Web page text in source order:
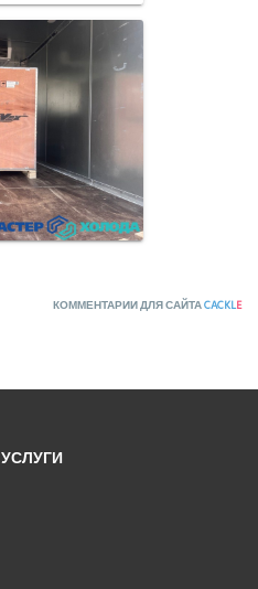
КОММЕНТАРИИ ДЛЯ САЙТАCACKLE
УСЛУГИ